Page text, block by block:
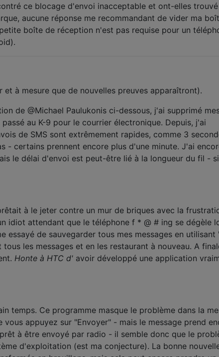
ce blocage d'envoi inacceptable et ont-elles
aucune réponse me recommandant de vider ma
boîte de réception n'est pas requise pour un
à mesure que de nouvelles preuves apparaîtront).
de @Michael Paulukonis ci-dessous, j'ai supprimé
au K-9 pour le courrier électronique. Depuis, j'ai
de SMS sont extrêmement rapides, comme 3
- certains prennent encore plus d'une minute. J'ai
le délai d'envoi est peut-être lié à la longueur du fil -
à le jeter contre un mur de briques avec la
idiot attendant que le téléphone f * @ # ing se dégèle
essayé de sauvegarder tous mes messages en utilisant
tous les messages et en les restaurant à nouveau. A
Honte à HTC d' avoir développé une application
temps. Ce programme masque le problème dans la
vous appuyez sur "Envoyer" - mais le message prend
à être envoyé par radio - il semble donc que le
d'exploitation (est ma conjecture). La bonne